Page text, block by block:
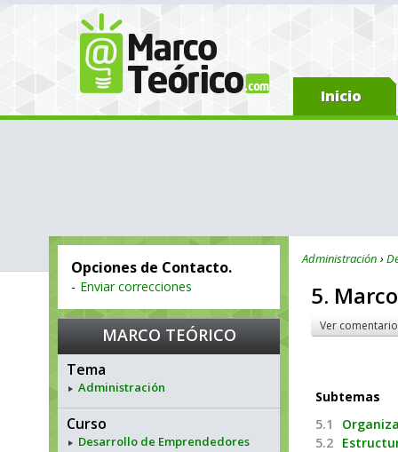
Inicio
Opciones de Contacto.
- Enviar correcciones
MARCO TEÓRICO
Tema
Administración
Curso
Desarrollo de Emprendedores
Administración
5.
Ver
Subtemas
5.1
5.2